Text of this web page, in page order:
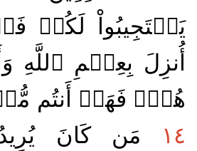
يَسۡتَجِيبُواْ لَكُمۡ
أُنزِلَ بِعِلۡمِ ٱللَّهِ
هُوَۖ فَهَلۡ أَنتُم
١٤
مَن كَانَ